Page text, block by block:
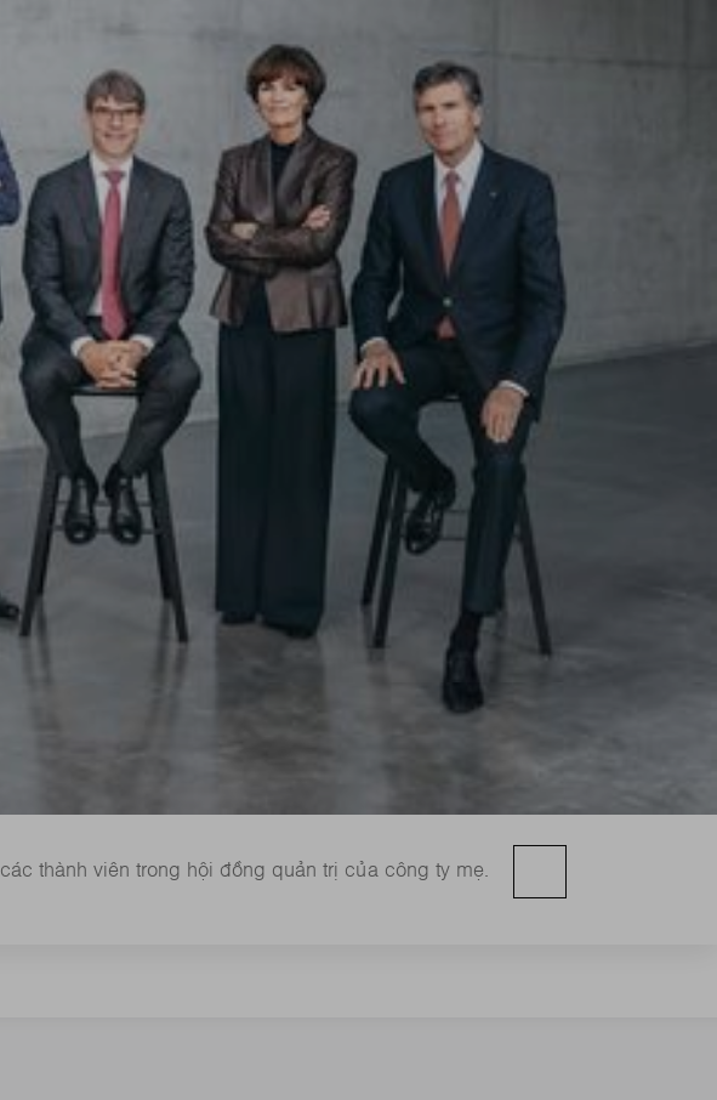
thành viên trong hội đồng quản trị của công ty mẹ.